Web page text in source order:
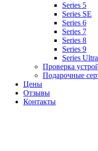
Series 5
Series SE
Series 6
Series 7
Series 8
Series 9
Series Ultra
Проверка
Подарочные
Цены
Отзывы
Контакты